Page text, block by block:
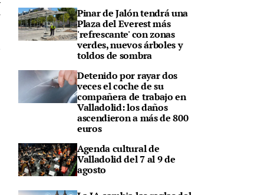
Pinar de Jalón tendrá una
Plaza del Everest más
'refrescante' con zonas
verdes, nuevos árboles y
toldos de sombra
Detenido por rayar dos
veces el coche de su
compañera de trabajo en
Valladolid: los daños
ascendieron a más de 800
euros
Agenda cultural de
Valladolid del 7 al 9 de
agosto